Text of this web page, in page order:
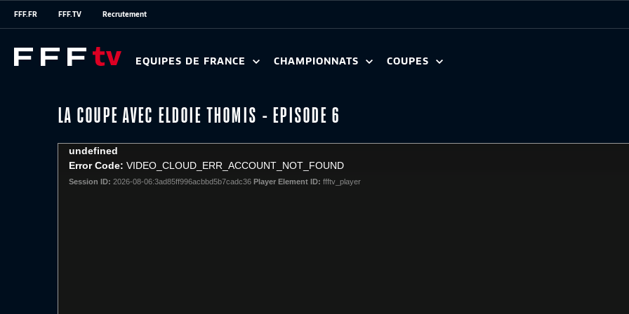
FFF.FR FFF.TV Recrutement
EQUIPES DE FRANCE CHAMPIONNATS COUPES
LA COUPE AVEC ELDOIE THOMIS - EPISODE 6
This
undefined
Error Code: VIDEO_CLOUD_ERR_ACCOUNT_NOT_FOUND
Session ID: 2026-08-06:3ad85ff996acbbd5b7cadc36 Player Element ID: ffftv_player